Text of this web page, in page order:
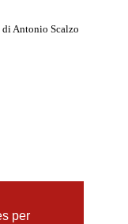
per
Antonio Scalzo